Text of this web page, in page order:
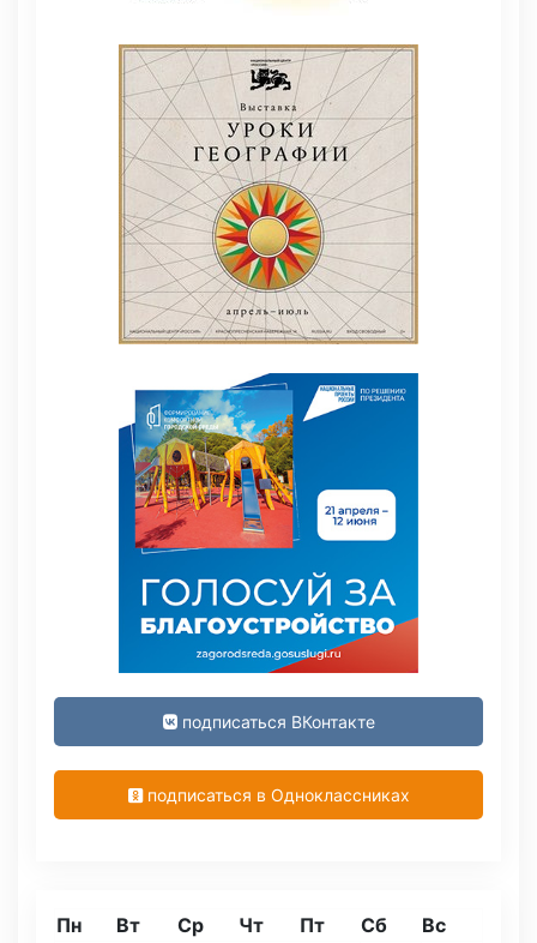
подписаться ВКонтакте
подписаться в Одноклассниках
Пн Вт Ср Чт Пт Сб Вс